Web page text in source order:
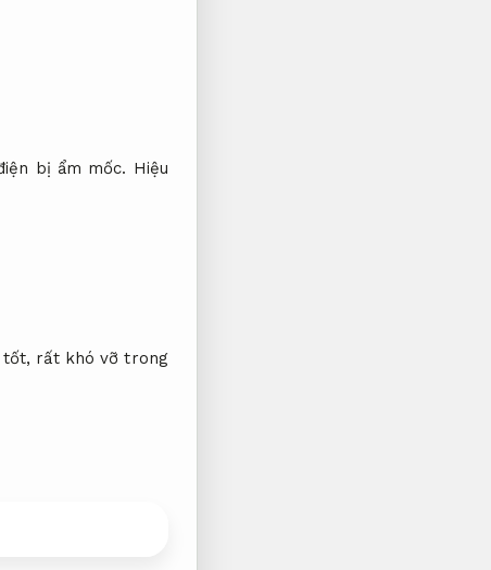
bị ẩm mốc. Hiệu
tốt, rất khó vỡ trong